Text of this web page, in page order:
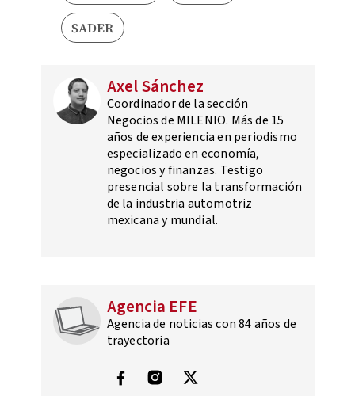
SADER
Axel Sánchez
Coordinador de la sección
Negocios de MILENIO. Más de 15
años de experiencia en periodismo
especializado en economía,
negocios y finanzas. Testigo
presencial sobre la transformación
de la industria automotriz
mexicana y mundial.
Agencia EFE
Agencia de noticias con 84 años de
trayectoria